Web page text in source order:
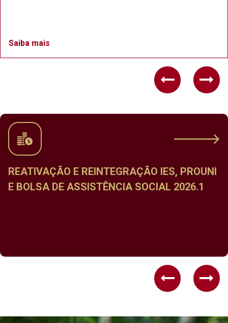
Saiba mais
Previous
REATIVAÇÃO E REINTEGRAÇÃO IES, PROUNI
E BOLSA DE ASSISTÊNCIA SOCIAL 2026.1
Previous